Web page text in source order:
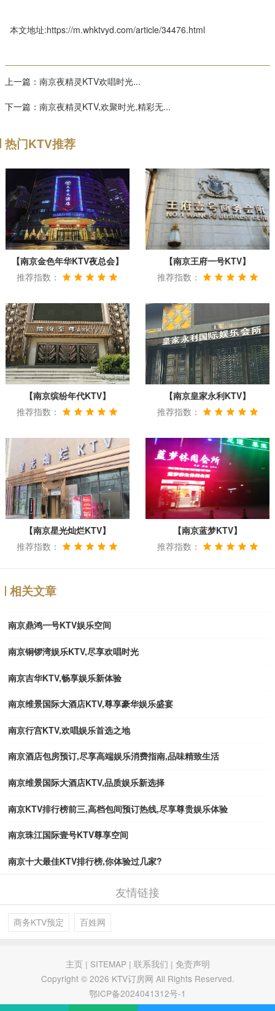
本文地址:https://m.whktvyd.com/article/34476.html
上一篇： 南京夜精灵KTV欢唱时光...
下一篇： 南京夜精灵KTV,欢聚时光,精彩无...
热门KTV推荐
【南京金色年华KTV夜总会】
推荐指数：
【南京王府一号KTV】
推荐指数：
【南京缤纷年代KTV】
推荐指数：
【南京皇家永利KTV】
推荐指数：
【南京星光灿烂KTV】
推荐指数：
【南京蓝梦KTV】
推荐指数：
相关文章
南京鼎鸿一号KTV娱乐空间
南京铜锣湾娱乐KTV,尽享欢唱时光
南京吉华KTV,畅享娱乐新体验
南京维景国际大酒店KTV,尊享豪华娱乐盛宴
南京行宫KTV,欢唱娱乐首选之地
南京酒店包房预订,尽享高端娱乐消费指南,品味精致生活
南京维景国际大酒店KTV,品质娱乐新选择
南京KTV排行榜前三,高档包间预订热线,尽享尊贵娱乐体验
南京珠江国际壹号KTV尊享空间
南京十大最佳KTV排行榜,你体验过几家?
友情链接
商务KTV预定 百姓网
主页| SITEMAP| 联系我们 | 免责声明
Copyright © 2026 KTV订房网 All Rights Reserved.
鄂ICP备2024041312号-1